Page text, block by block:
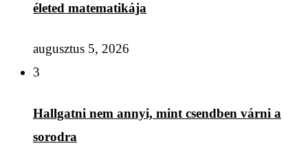
életed matematikája
augusztus 5, 2026
3
Hallgatni nem annyi, mint csendben várni a
sorodra